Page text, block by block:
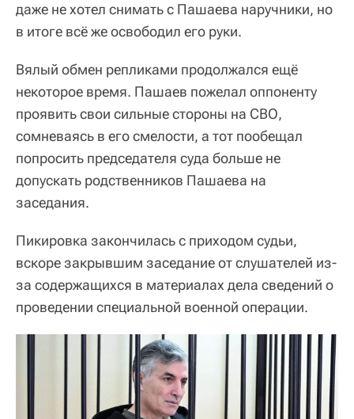
даже не хотел снимать с Пашаева наручники, но
в итоге всё же освободил его руки.
Вялый обмен репликами продолжался ещё
некоторое время. Пашаев пожелал оппоненту
проявить свои сильные стороны на СВО,
сомневаясь в его смелости, а тот пообещал
попросить председателя суда больше не
допускать родственников Пашаева на
заседания.
Пикировка закончилась с приходом судьи,
вскоре закрывшим заседание от слушателей из-
за содержащихся в материалах дела сведений о
проведении специальной военной операции.